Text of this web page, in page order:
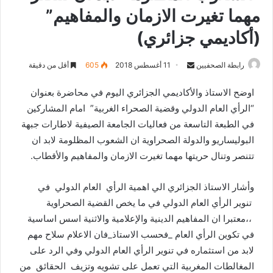
مهما تغيرت الازمان والمفاهيم”
(أكاديمي جزائري)
رابطة الصحفيين
n
d
a
n
e
a
11 أغسطس 2018 605 أقل من دقيقة
اوضح الاستاذ والأكاديمي الجزائري اليوم في محاضرة بعنوان
“الرأي العام الدولي وقضية الصحراء الغربية” امام المشاركين
في الطبعة التاسعة من فعاليات الجامعة الصيفية لاطارات جبهة
البوليساريو والدولة الصحراوية ان الشعوب المظلومة لابد ان
تتنصر وتنال حريتها مهما تغيرت الازمان والمفاهيم والأقطاب.
وأشار الاستاذ الجزائري الي اهمية الرأي العام الدولي في
تنوير الرأي العام الدولي في ما يخص القضية الصحراوية
،،معتبرا ان المفاهيم الدينية والإعلامية والاثنية اسس اساسية
في تكوين الرأي العام _فحسب الاستاذ_فان الاعلام سلاح مهم
لابد من استثماره في تنوير الرأي العام الدولي وفي الرد على
المغالطات المغربية التي تعمل على تشويه وتزيف الحقائق من